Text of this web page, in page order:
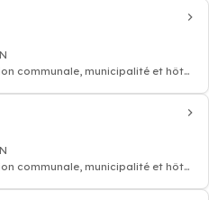
communale, municipalité et hôtel
communale, municipalité et hôtel